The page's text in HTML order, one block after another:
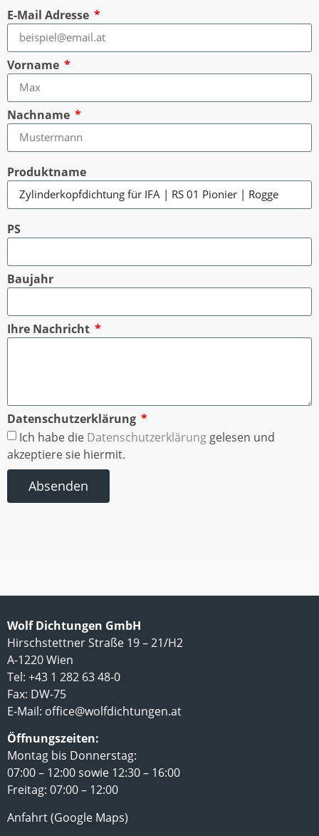
E-Mail Adresse
Vorname
Nachname
Produktname
PS
Baujahr
Ihre Nachricht
Datenschutzerklärung
Ich habe die Datenschutzerklärung gelesen und
akzeptiere sie hiermit.
Absenden
Wolf Dichtungen GmbH
Hirschstettner Straße 19 – 21/H2
A-1220 Wien
Tel: +43 1 282 63 48-0
Fax: DW-75
E-Mail: office@wolfdichtungen.at
Öffnungszeiten:
Montag bis Donnerstag:
07:00 – 12:00 sowie 12:30 – 16:00
Freitag: 07:00 – 12:00
Anfahrt (Google Maps)